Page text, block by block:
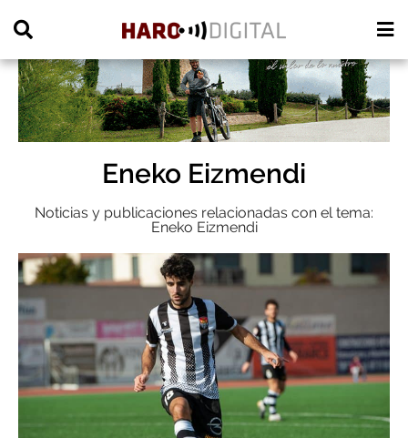
Eneko Eizmendi
Noticias y publicaciones relacionadas con el tema:
Eneko Eizmendi